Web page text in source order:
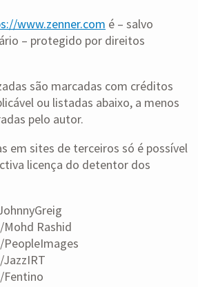
www.zenner.com é – salvo
– protegido por direitos
são marcadas com créditos
ou listadas abaixo, a menos
pelo autor.
em sites de terceiros só é possível
licença do detentor dos
Rashid